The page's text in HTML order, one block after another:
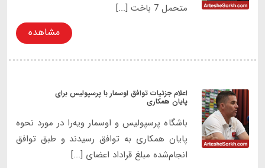
متحمل 7 باخت [...]
مشاهده
اعلام جزئیات توافق اوسمار با پرسپولیس برای
پایان همکاری
باشگاه پرسپولیس و اوسمار ویه‌را در مورد نحوه
پایان همکاری به توافق رسیدند و طبق توافق
انجام‌شده مبلغ قراداد اعضای [...]